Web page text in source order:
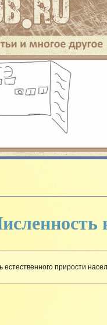
куда надо. Для
многим предметам с
темы,
прирости